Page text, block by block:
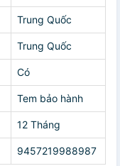
Trung Quốc
Trung Quốc
Có
Tem bảo hành
12 Tháng
9457219988987